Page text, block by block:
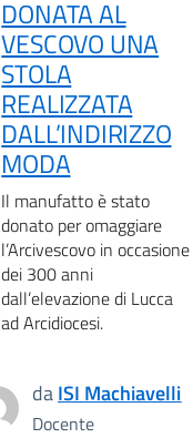
DONATA AL
VESCOVO UNA
STOLA
REALIZZATA
DALL’INDIRIZZO
MODA
Il manufatto è stato
donato per omaggiare
l’Arcivescovo in occasione
dei 300 anni
dall’elevazione di Lucca
ad Arcidiocesi.
daISI Machiavelli
Docente